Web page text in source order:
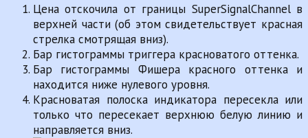
Цена отскочила от границы SuperSignalChannel в
верхней части (об этом свидетельствует красная
стрелка смотрящая вниз).
Бар гистограммы триггера красноватого оттенка.
Бар гистограммы Фишера красного оттенка и
находится ниже нулевого уровня.
Красноватая полоска индикатора пересекла или
только что пересекает верхнюю белую линию и
направляется вниз.